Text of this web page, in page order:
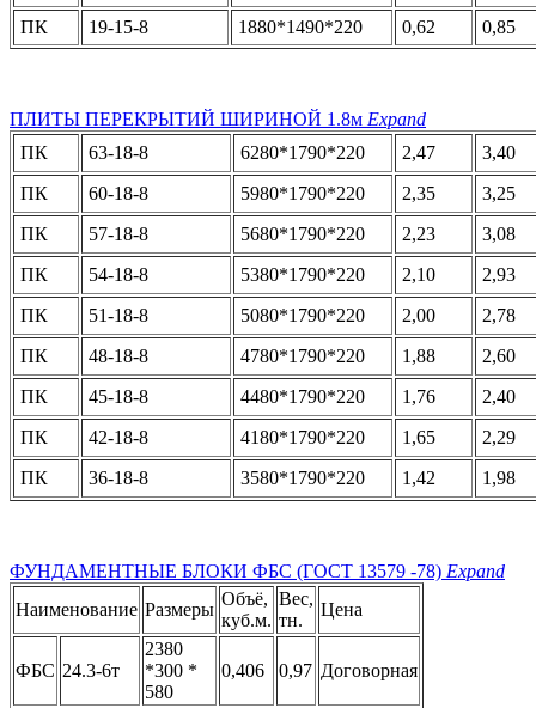
ПК
19-15-8 1880*1490*220 0,62 0,85
ПЛИТЫ ПЕРЕКРЫТИЙ ШИРИНОЙ 1.8м Expand
ПК
63-18-8 6280*1790*220 2,47
3,40
ПК
60-18-8 5980*1790*220 2,35
3,25
ПК
57-18-8 5680*1790*220 2,23
3,08
ПК
54-18-8 5380*1790*220 2,10
2,93
ПК
51-18-8 5080*1790*220 2,00
2,78
ПК
48-18-8 4780*1790*220 1,88
2,60
ПК
45-18-8 4480*1790*220 1,76
2,40
ПК
42-18-8 4180*1790*220 1,65
2,29
ПК
36-18-8 3580*1790*220 1,42 1,98
ФУНДАМЕНТНЫЕ БЛОКИ ФБС (ГОСТ 13579 -78) Expand
Наименование Размеры
Объё,
куб.м.
Вес,
тн.
Цена
ФБС 24.3-6т
2380
*300 *
580
0,406 0,97 Договорная